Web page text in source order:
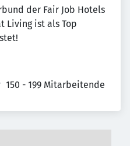
der Fair Job Hotels
Living ist als Top
150 - 199 Mitarbeitende